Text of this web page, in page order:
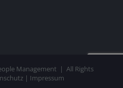
Management | All Rights
| Impressum